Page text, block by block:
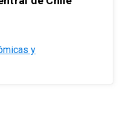
y